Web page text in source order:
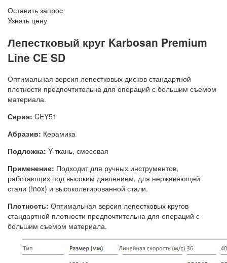
Оставить запрос
Узнать цену
Лепестковый круг Karbosan Premium
Line CE SD
Оптимальная версия лепестковых дисков стандартной
плотности предпочтительна для операций с большим съемом
материала.
Серия: CEY51
Абразив: Керамика
Подложка: Y-ткань, смесовая
Применение: Подходит для ручных инструментов,
работающих под высоким давлением, для нержавеющей
стали (!nox) и высоколегированной стали.
Плотность: Оптимальная версия лепестковых кругов
стандартной плотности предпочтительна для операций с
большим съемом материала.